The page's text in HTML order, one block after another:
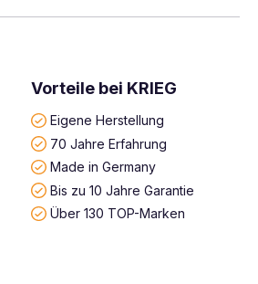
Vorteile bei KRIEG
Eigene Herstellung
70 Jahre Erfahrung
Made in Germany
Bis zu 10 Jahre Garantie
Über 130 TOP-Marken